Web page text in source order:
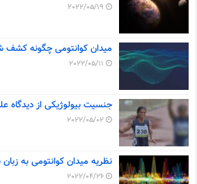
2022/05/19
میدان کوانتومی چگونه کشف
2022/05/11
جنسیت بیولوژیکی از دیدگاه
2022/05/02
نظریه میدان کوانتومی به
2022/04/26